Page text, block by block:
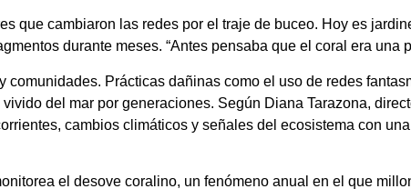
que cambiaron las redes por el traje de buceo. Hoy es
durante meses. “Antes pensaba que el coral era una
Prácticas dañinas como el uso de redes
del mar por generaciones. Según Diana Tarazona,
cambios climáticos y señales del ecosistema con
el desove coralino, un fenómeno anual en el que